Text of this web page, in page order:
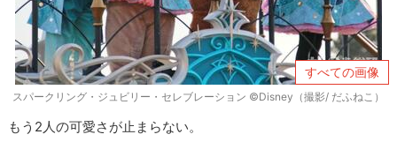
すべての画像
スパークリング・ジュビリー・セレブレーション ©Disney（撮影/ だふねこ）
もう2人の可愛さが止まらない。